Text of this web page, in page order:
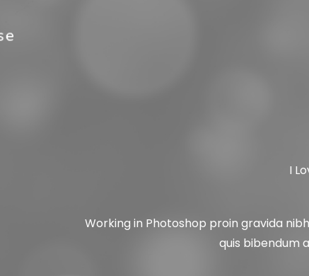
I
Working in Photoshop proin gravida
quis bibendum